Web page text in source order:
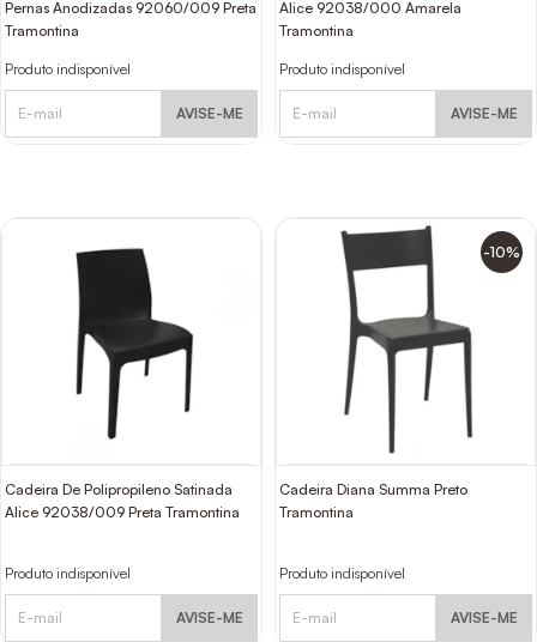
Pernas Anodizadas 92060/009 Preta
Tramontina
Produto indisponível
AVISE-ME
Alice 92038/000 Amarela
Tramontina
Produto indisponível
AVISE-ME
Cadeira De Polipropileno Satinada
Alice 92038/009 Preta Tramontina
Produto indisponível
AVISE-ME
-10%
Cadeira Diana Summa Preto
Tramontina
Produto indisponível
AVISE-ME